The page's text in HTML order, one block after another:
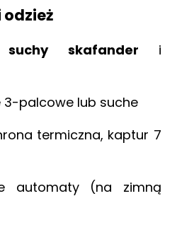
odzież
suchy skafander i
3-palcowe lub suche
termiczna, kaptur 7
automaty (na zimną